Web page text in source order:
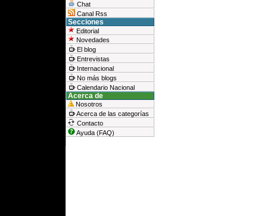
Chat
Canal Rss
Secciones
Editorial
Novedades
El blog
Entrevistas
Internacional
No más blogs
Calendario Nacional
Acerca de
Nosotros
Acerca de las categorías
Contacto
Ayuda (FAQ)